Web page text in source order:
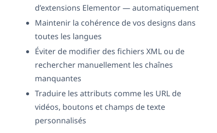
d’extensions Elementor — automatiquement
Maintenir la cohérence de vos designs dans
toutes les langues
Éviter de modifier des fichiers XML ou de
rechercher manuellement les chaînes
manquantes
Traduire les attributs comme les URL de
vidéos, boutons et champs de texte
personnalisés